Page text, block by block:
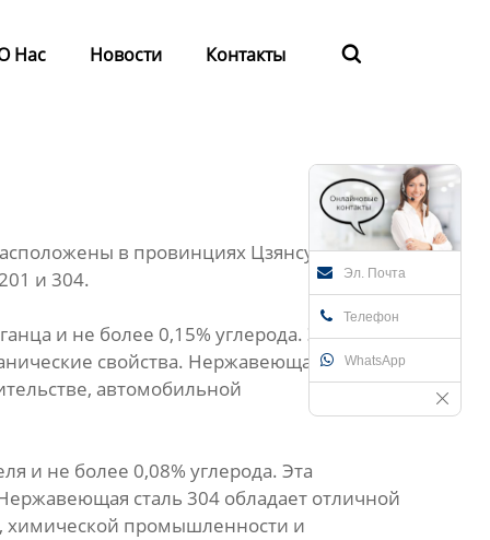
Нас Новости Контакты 
Эл. Почта
Телефон
WhatsApp
в провинциях Цзянсу, Чжэцзян,
и 304.
и не более 0,15% углерода. Эта
свойства. Нержавеющая сталь
автомобильной
и не более 0,08% углерода. Эта
сталь 304 обладает отличной
химической промышленности и